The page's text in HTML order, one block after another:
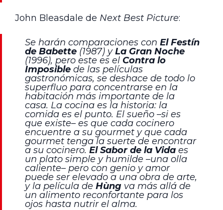
John Bleasdale de Next Best Picture:
Se harán comparaciones con El Festín
de Babette (1987) yLa Gran Noche
(1996), pero este es el Contra lo
Imposible de las películas
gastronómicas, se deshace de todo lo
superfluo para concentrarse en la
habitación más importante de la
casa. La cocina es la historia: la
comida es el punto. El sueño –si es
que existe– es que cada cocinero
encuentre a su gourmet y que cada
gourmet tenga la suerte de encontrar
a su cocinero. El Sabor de la Vida es
un plato simple y humilde –una olla
caliente– pero con genio y amor
puede ser elevado a una obra de arte,
y la película de Hùng va más allá de
un alimento reconfortante para los
ojos hasta nutrir el alma.